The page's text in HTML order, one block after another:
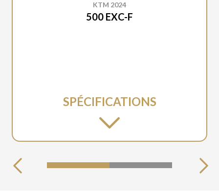
KTM 2024
500 EXC-F
SPÉCIFICATIONS